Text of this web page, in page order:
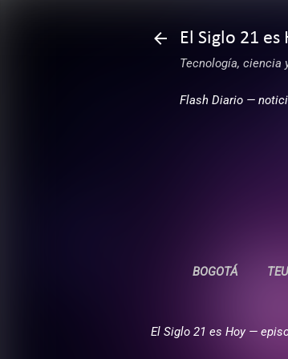
El Siglo 21 es
Tecnología, ciencia
Flash Diario —
BOGOTÁ
El Siglo 21 es Hoy —